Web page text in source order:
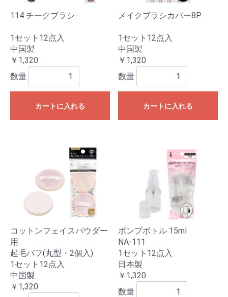
114 チークブラシ
1セット12点入
中国製
￥1,320
数量
カートに入れる
メイクブラシカバー8P
1セット12点入
中国製
￥1,320
数量
カートに入れる
コットンフェイスパウダー
用
起毛パフ(丸型・2個入)
1セット12点入
中国製
￥1,320
ポンプボトル 15ml
NA-111
1セット12点入
日本製
￥1,320
数量